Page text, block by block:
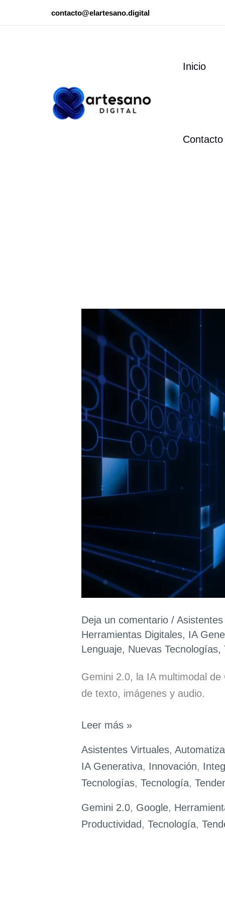
contacto@elartesano.digital
Inicio
Contacto
Deja un comentario /
Herramientas Digitales, IA
Lenguaje, Nuevas Tecnologías,
Gemini 2.0, la IA multimodal
de texto, imágenes y audio.
Gemini
Multimodal
que
Impulsa
Leer más »
Asistentes Virtuales,
IA Generativa, Innovación,
Tecnologías, Tecnología,
Gemini 2.0, Google,
Productividad , Tecnología,